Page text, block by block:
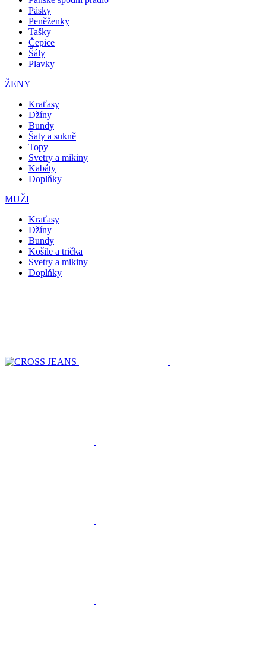
Pásky
Peněženky
Tašky
Čepice
Šály
Plavky
ŽENY
Kraťasy
Džíny
Bundy
Šaty a sukně
Topy
Svetry a mikiny
Kabáty
Doplňky
MUŽI
Kraťasy
Džíny
Bundy
Košile a trička
Svetry a mikiny
Doplňky